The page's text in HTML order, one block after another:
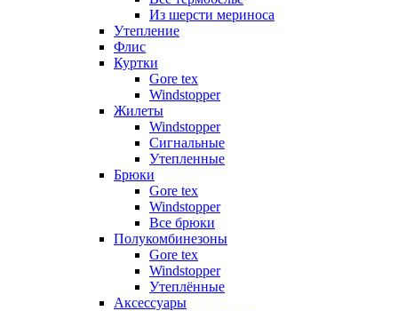
Из шерсти мериноса
Утепление
Флис
Куртки
Gore tex
Windstopper
Жилеты
Windstopper
Сигнальные
Утепленные
Брюки
Gore tex
Windstopper
Все брюки
Полукомбинезоны
Gore tex
Windstopper
Утеплённые
Аксессуары